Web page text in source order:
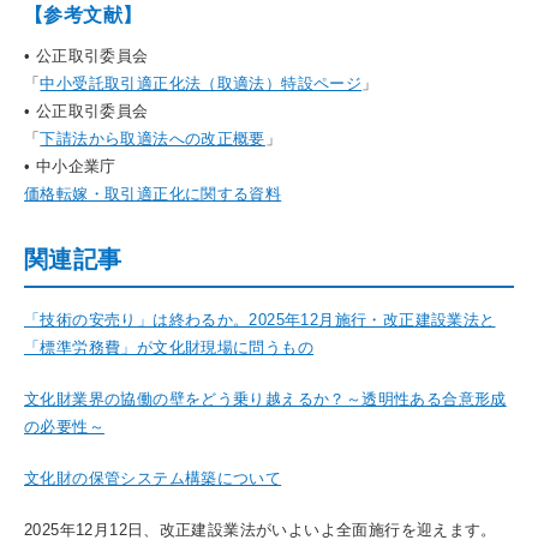
【参考文献】
• 公正取引委員会
「中小受託取引適正化法（取適法）特設ページ 」
• 公正取引委員会
「下請法から取適法への改正概要 」
• 中小企業庁
価格転嫁・取引適正化に関する資料
関連記事
「技術の安売り」は終わるか。2025年12月施行・改正建設業法と
「標準労務費」が文化財現場に問うもの
文化財業界の協働の壁をどう乗り越えるか？～透明性ある合意形成
の必要性～
文化財の保管システム構築について
2025年12月12日、改正建設業法がいよいよ全面施行を迎えます。